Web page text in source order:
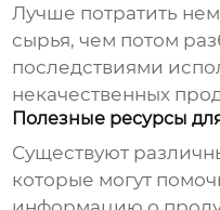
Лучше потратить
сырья, чем потом
последствиями
некачественных
Полезные ресурсы
Существуют
которые могут